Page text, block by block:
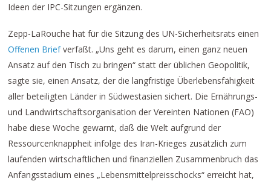
Ideen der IPC-Sitzungen ergänzen.
Zepp-LaRouche hat für die Sitzung des UN-Sicherheitsrats einen
Offenen Briefverfaßt. „Uns geht es darum, einen ganz neuen
Ansatz auf den Tisch zu bringen“ statt der üblichen Geopolitik,
sagte sie, einen Ansatz, der die langfristige Überlebensfähigkeit
aller beteiligten Länder in Südwestasien sichert. Die Ernährungs-
und Landwirtschaftsorganisation der Vereinten Nationen (FAO)
habe diese Woche gewarnt, daß die Welt aufgrund der
Ressourcenknappheit infolge des Iran-Krieges zusätzlich zum
laufenden wirtschaftlichen und finanziellen Zusammenbruch das
Anfangsstadium eines „Lebensmittelpreisschocks“ erreicht hat,